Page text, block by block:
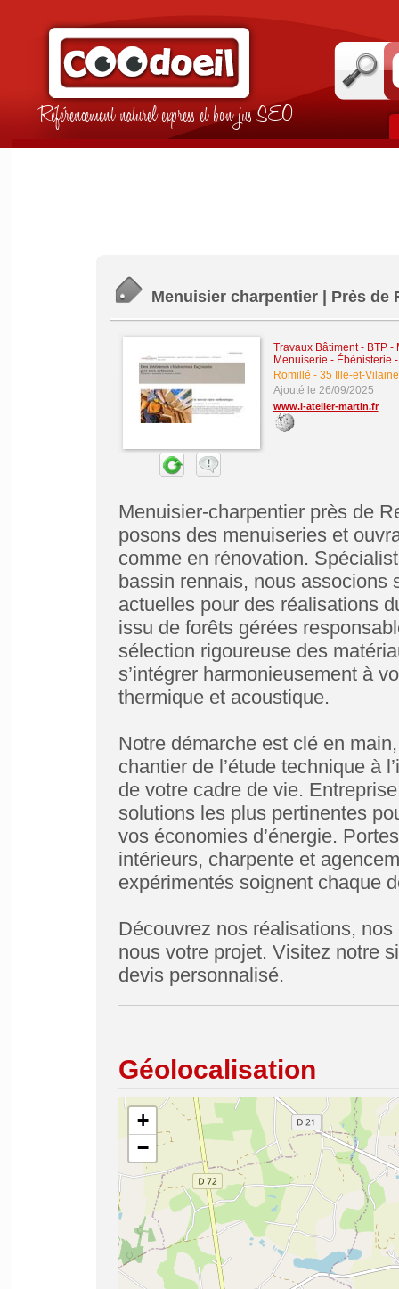
Référencement naturel express et bon jus SEO
Menuisier charpentier | Près de
Travaux Bâtiment - BTP
Menuiserie - Ébénisterie
Romillé - 35 Ille-et-Vilaine
Ajouté le 26/09/2025
www.l-atelier-martin.fr
Menuisier-charpentier près de
posons des menuiseries et
comme en rénovation.
bassin rennais, nous associons
actuelles pour des réalisations
issu de forêts gérées
sélection rigoureuse des
s’intégrer harmonieusement à
thermique et acoustique.
Notre démarche est clé en
chantier de l’étude technique à
de votre cadre de vie.
solutions les plus pertinentes
vos économies d’énergie.
intérieurs, charpente et
expérimentés soignent chaque
Découvrez nos réalisations,
nous votre projet. Visitez notre
devis personnalisé.
Géolocalisation
+
−